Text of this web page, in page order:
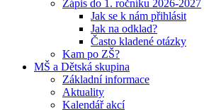
Zápis do 1. ročníku 2026-2027
Jak se k nám přihlásit
Jak na odklad?
Často kladené otázky
Kam po ZŠ?
MŠ a Dětská skupina
Základní informace
Aktuality
Kalendář akcí